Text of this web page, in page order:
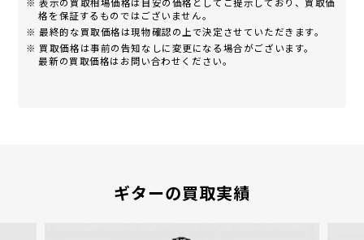
格を保証するものではございません。
※ 最終的な買取価格は現物確認の上で決定させていただきます。
※ 買取価格は事前の告知なしに変更になる場合がございます。
最新の買取価格はお問い合わせください。
ギターの買取実績